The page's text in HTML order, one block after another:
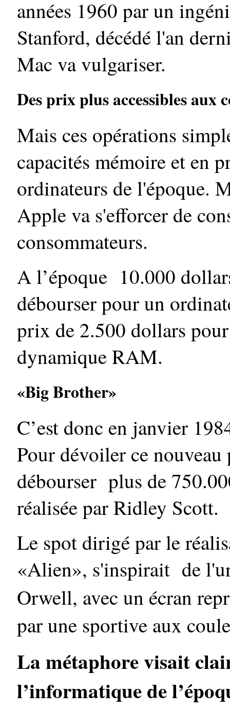
années 1960 par un
Stanford, décédé l'an
Mac va vulgariser.
Des prix plus accessibles aux
Mais ces opérations
capacités mémoire et en
ordinateurs de l'époque.
Apple va s'efforcer de
consommateurs.
A l’époque 10.000
débourser pour un
prix de 2.500 dollars
dynamique RAM.
«Big Brother»
C’est donc en janvier
Pour dévoiler ce
débourser plus de
réalisée par Ridley Scott.
Le spot dirigé par le
«Alien», s'inspirait de
Orwell, avec un écran
par une sportive aux
La métaphore visait
l’informatique de